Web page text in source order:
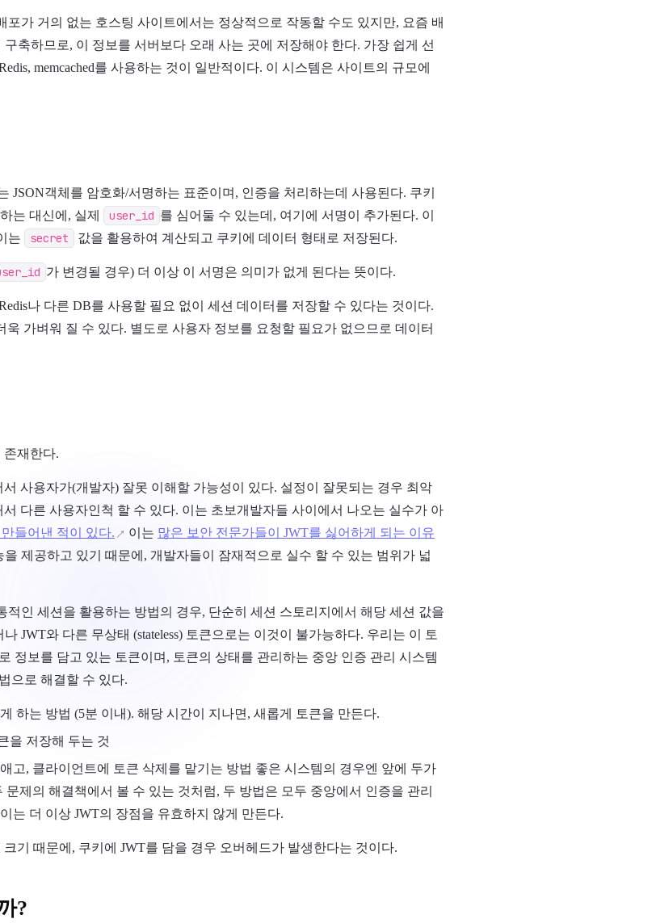
포가 거의 없는 호스팅 사이트에서는 정상적으로 작동할 수도 있지만, 요즘 배
축하므로, 이 정보를 서버보다 오래 사는 곳에 저장해야 한다. 가장 쉽게 선
memcached를 사용하는 것이 일반적이다. 이 시스템은 사이트의 규모에
JSON객체를 암호화/서명하는 표준이며, 인증을 처리하는데 사용된다. 쿠키
는 대신에, 실제 user_id 를 심어둘 수 있는데, 여기에 서명이 추가된다. 이
는
secret 값을 활용하여 계산되고 쿠키에 데이터 형태로 저장된다.
가 변경될 경우) 더 이상 이 서명은 의미가 없게 된다는 뜻이다.
나 다른 DB를 사용할 필요 없이 세션 데이터를 저장할 수 있다는 것이다.
욱 가벼워 질 수 있다. 별도로 사용자 정보를 요청할 필요가 없으므로 데이터
존재한다.
사용자가(개발자) 잘못 이해할 가능성이 있다. 설정이 잘못되는 경우 최악
다른 사용자인척 할 수 있다. 이는 초보개발자들 사이에서 나오는 실수가 아
들어낸 적이 있다. 이는 많은 보안 전문가들이 JWT를 싫어하게 되는 이유
제공하고 있기 때문에, 개발자들이 잠재적으로 실수 할 수 있는 범위가 넓
적인 세션을 활용하는 방법의 경우, 단순히 세션 스토리지에서 해당 세션 값을
JWT와 다른 무상태 (stateless) 토큰으로는 이것이 불가능하다. 우리는 이 토
정보를 담고 있는 토큰이며, 토큰의 상태를 관리하는 중앙 인증 관리 시스템
으로 해결할 수 있다.
하는 방법 (5분 이내). 해당 시간이 지나면, 새롭게 토큰을 만든다.
을 저장해 두는 것
고, 클라이언트에 토큰 삭제를 맡기는 방법 좋은 시스템의 경우엔 앞에 두가
제의 해결책에서 볼 수 있는 것처럼, 두 방법은 모두 중앙에서 인증을 관리
는 더 이상 JWT의 장점을 유효하지 않게 만든다.
기 때문에, 쿠키에 JWT를 담을 경우 오버헤드가 발생한다는 것이다.
?